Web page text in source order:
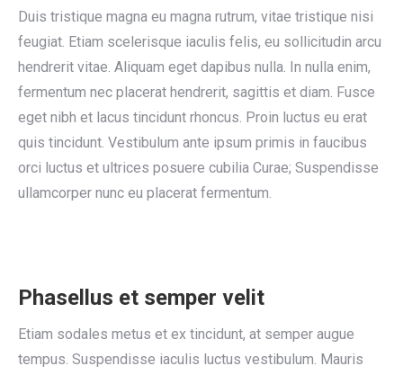
Duis tristique magna eu magna rutrum, vitae tristique nisi
feugiat. Etiam scelerisque iaculis felis, eu sollicitudin arcu
hendrerit vitae. Aliquam eget dapibus nulla. In nulla enim,
fermentum nec placerat hendrerit, sagittis et diam. Fusce
eget nibh et lacus tincidunt rhoncus. Proin luctus eu erat
quis tincidunt. Vestibulum ante ipsum primis in faucibus
orci luctus et ultrices posuere cubilia Curae; Suspendisse
ullamcorper nunc eu placerat fermentum.
Phasellus et semper velit
Etiam sodales metus et ex tincidunt, at semper augue
tempus. Suspendisse iaculis luctus vestibulum. Mauris